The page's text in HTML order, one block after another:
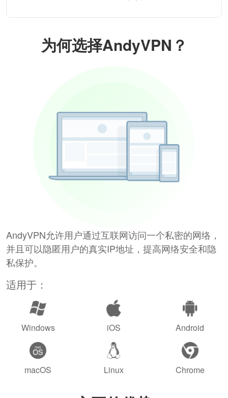
为何选择AndyVPN？
AndyVPN允许用户通过互联网访问一个私密的网络，
并且可以隐匿用户的真实IP地址，提高网络安全和隐
私保护。
适用于：
Windows iOS Android
macOS Linux Chrome